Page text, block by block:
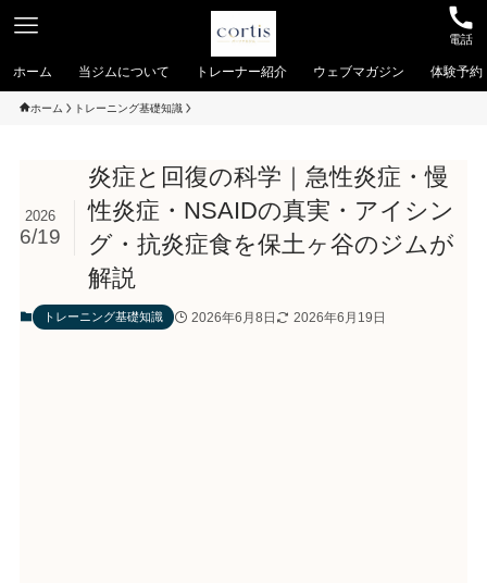
電話
ホーム 当ジムについて トレーナー紹介 ウェブマガジン 体験予約
ホーム トレーニング基礎知識
炎症と回復の科学｜急性炎症・慢
性炎症・NSAIDの真実・アイシン
グ・抗炎症食を保土ヶ谷のジムが
解説
2026
6/19
トレーニング基礎知識 2026年6月8日 2026年6月19日